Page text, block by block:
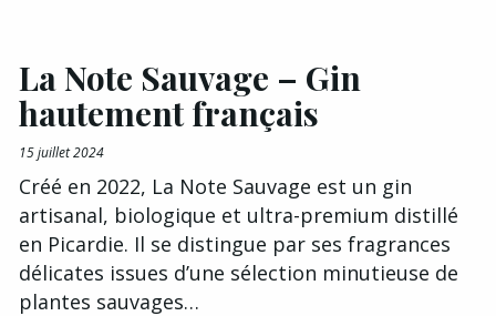
La Note Sauvage – Gin
hautement français
15 juillet 2024
Créé en 2022, La Note Sauvage est un gin
artisanal, biologique et ultra-premium distillé
en Picardie. Il se distingue par ses fragrances
délicates issues d’une sélection minutieuse de
plantes sauvages…